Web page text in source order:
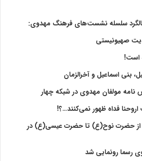
سلسله نشست‌های فرهنگ مهدوی:‌
صهیونیستی
است!
بنی اسماعیل و آخرالزمان
نامه مولفان مهدوی در شبکه چهار
فداه ظهور نمی‌کنند…؟!
از حضرت نوح(ع) تا حضرت عیسی(ع) در
رسما رونمایی شد